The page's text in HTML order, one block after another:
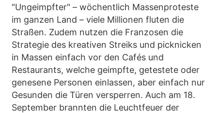
"Ungeimpfter" – wöchentlich Massenproteste
im ganzen Land – viele Millionen fluten die
Straßen. Zudem nutzen die Franzosen die
Strategie des kreativen Streiks und picknicken
in Massen einfach vor den Cafés und
Restaurants, welche geimpfte, getestete oder
genesene Personen einlassen, aber einfach nur
Gesunden die Türen versperren. Auch am 18.
September brannten die Leuchtfeuer der